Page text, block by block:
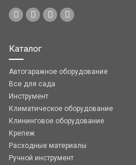
Каталог
Автогаражное оборудование
Все для сада
Инструмент
Климатическое оборудование
Клининговое оборудование
Крепеж
Расходные материалы
Ручной инструмент